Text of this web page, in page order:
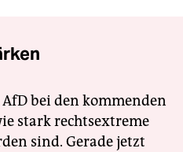
bei den kommenden
stark rechtsextreme
sind. Gerade jetzt